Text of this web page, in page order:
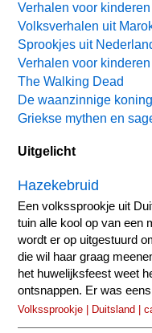
Verhalen voor
Volksverhalen uit
Sprookjes uit
Verhalen voor kinderen
The Walking Dead
De waanzinnige koning
Griekse mythen en
Uitgelicht
Hazekebruid
Een volkssprookje uit
tuin alle kool op van een
wordt er op uitgestuurd
die wil haar graag
het huwelijksfeest weet
ontsnappen. Er was
Volkssprookje | Duitsland |